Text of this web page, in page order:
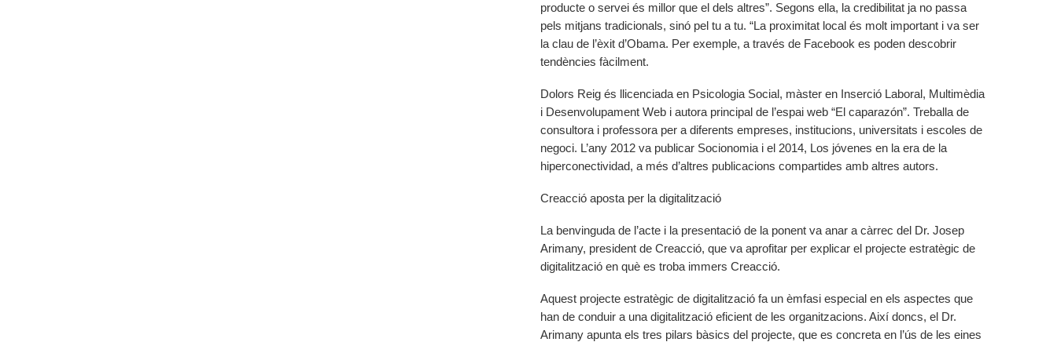
producte o servei és millor que el dels altres”. Segons ella, la credibilitat ja no passa
pels mitjans tradicionals, sinó pel tu a tu. “La proximitat local és molt important i va ser
la clau de l’èxit d’Obama. Per exemple, a través de Facebook es poden descobrir
tendències fàcilment.
Dolors Reig és llicenciada en Psicologia Social, màster en Inserció Laboral, Multimèdia
i Desenvolupament Web i autora principal de l’espai web “El caparazón”. Treballa de
consultora i professora per a diferents empreses, institucions, universitats i escoles de
negoci. L’any 2012 va publicar Socionomia i el 2014, Los jóvenes en la era de la
hiperconectividad, a més d’altres publicacions compartides amb altres autors.
Creacció aposta per la digitalització
La benvinguda de l’acte i la presentació de la ponent va anar a càrrec del Dr. Josep
Arimany, president de Creacció, que va aprofitar per explicar el projecte estratègic de
digitalització en què es troba immers Creacció.
Aquest projecte estratègic de digitalització fa un èmfasi especial en els aspectes que
han de conduir a una digitalització eficient de les organitzacions. Així doncs, el Dr.
Arimany apunta els tres pilars bàsics del projecte, que es concreta en l’ús de les eines